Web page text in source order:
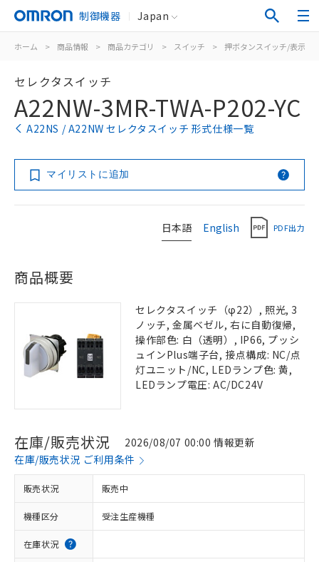
制御機器 Japan
ホーム > 商品情報 > 商品カテゴリ > スイッチ > 押ボタンスイッチ/表示灯
セレクタスイッチ
A22NW-3MR-TWA-P202-YC
A22NS / A22NW セレクタスイッチ 形式仕様一覧
マイリストに追加
日本語 English PDF出力
商品概要
セレクタスイッチ（φ22）, 照光, 3
ノッチ, 金属ベゼル, 右に自動復帰,
操作部色: 白（透明）, IP66, プッシ
ュインPlus端子台, 接点構成: NC/点
灯ユニット/NC, LEDランプ色: 黄,
LEDランプ電圧: AC/DC24V
在庫/販売状況
2026/08/07 00:00 情報更新
在庫/販売状況 ご利用条件
販売状況 販売中
機種区分 受注生産機種
在庫状況